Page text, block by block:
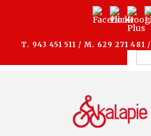
T. 943 451 511 / M. 629 271 481 /